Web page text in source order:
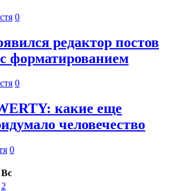
0
редактор постов
форматированием
0
какие еще
человечество
0
Вс
2